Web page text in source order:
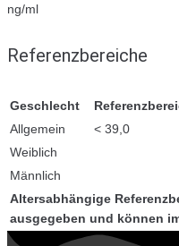
ng/ml
Referenzbereiche
Geschlecht
Altersabhängige
ausgegeben und können
Allgemein
< 39,0
Weiblich
Männlich